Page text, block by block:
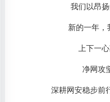
我们以昂
新的一年，
上下一
净网攻
深耕网安稳步前